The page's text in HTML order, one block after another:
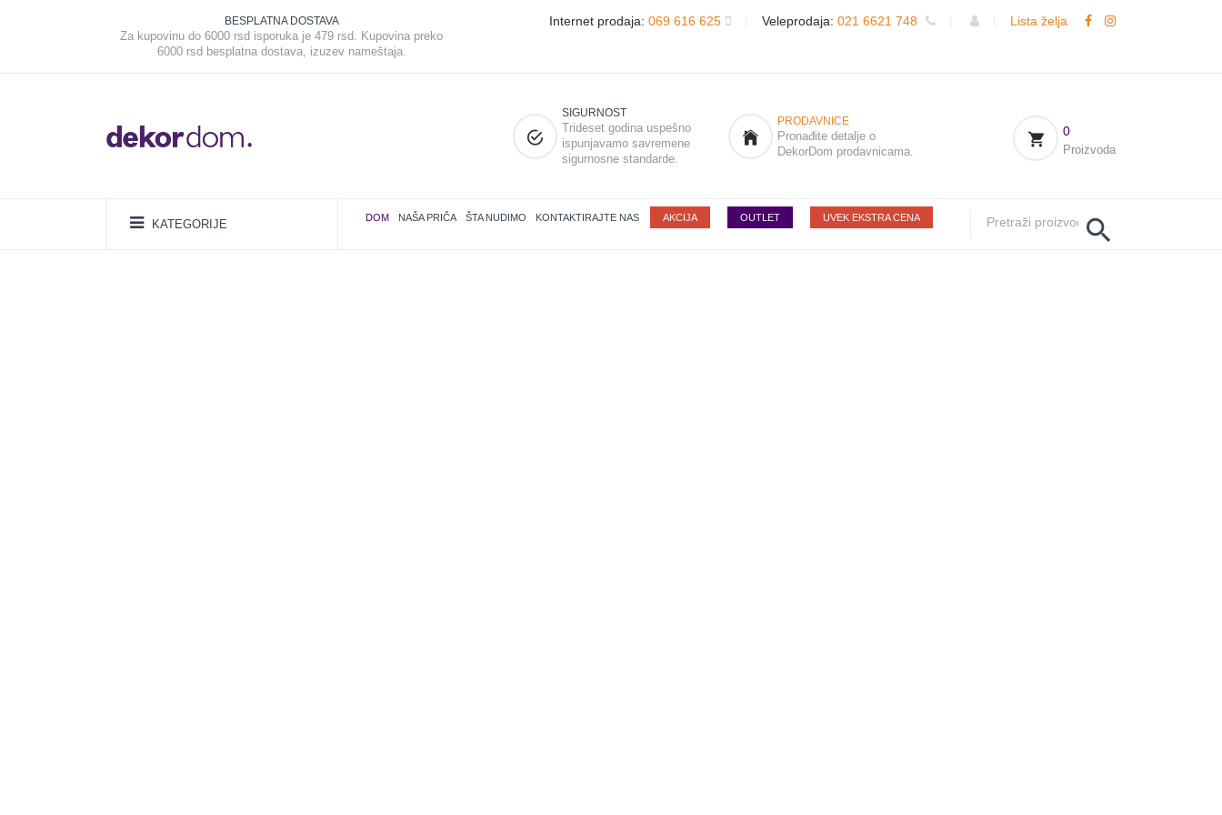
BESPLATNA DOSTAVA
Za kupovinu do 6000 rsd isporuka je 479 rsd. Kupovina preko
6000 rsd besplatna dostava, izuzev nameštaja.
Internet prodaja: 069 616 625 Veleprodaja: 021 6621 748 Lista želja
SIGURNOST
Trideset godina uspešno
ispunjavamo savremene
sigurnosne standarde.
PRODAVNICE
Pronađite detalje o
DekorDom prodavnicama.
0
Proizvoda
KATEGORIJE DOM NAŠA PRIČA ŠTA NUDIMO KONTAKTIRAJTE NAS AKCIJA OUTLET UVEK EKSTRA CENA